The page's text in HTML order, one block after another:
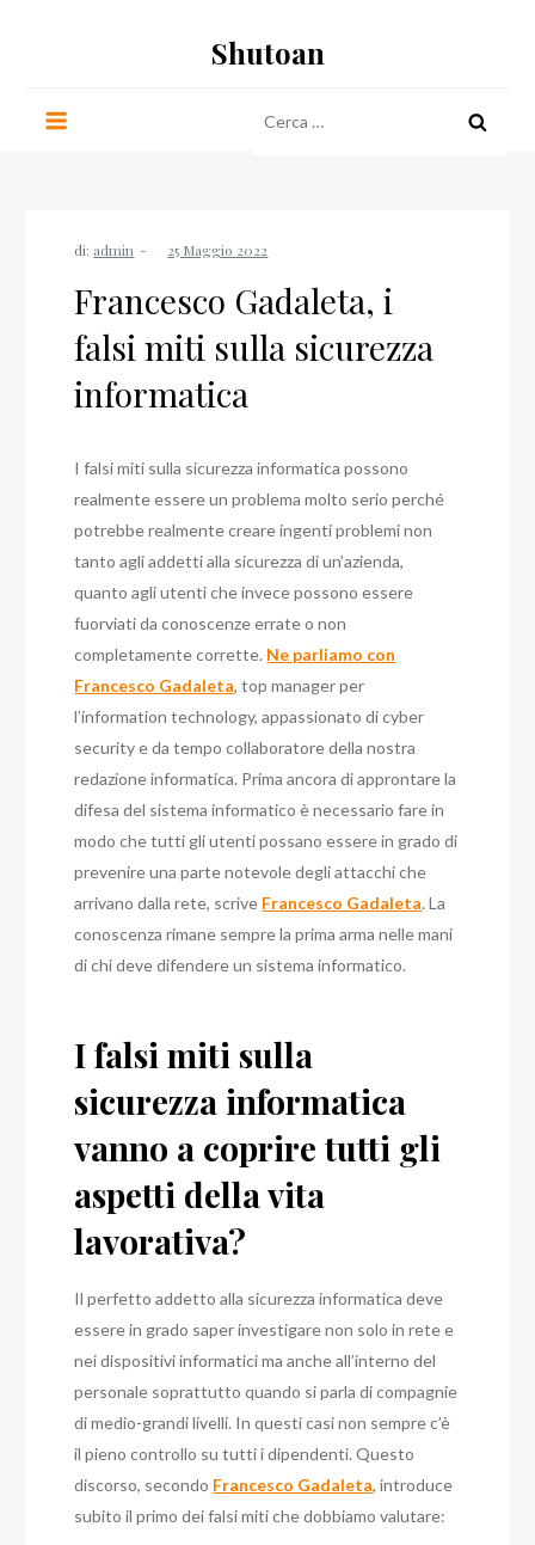
Shutoan
per:
di: admin
Francesco Gadaleta, i
falsi miti sulla sicurezza
informatica
I falsi miti sulla sicurezza informatica possono
realmente essere un problema molto serio perché
potrebbe realmente creare ingenti problemi non
tanto agli addetti alla sicurezza di un’azienda,
quanto agli utenti che invece possono essere
fuorviati da conoscenze errate o non
completamente corrette. Ne parliamo con
Francesco Gadaleta, top manager per
l’information technology, appassionato di cyber
security e da tempo collaboratore della nostra
redazione informatica. Prima ancora di approntare la
difesa del sistema informatico è necessario fare in
modo che tutti gli utenti possano essere in grado di
prevenire una parte notevole degli attacchi che
arrivano dalla rete, scrive Francesco Gadaleta. La
conoscenza rimane sempre la prima arma nelle mani
di chi deve difendere un sistema informatico.
I falsi miti sulla
sicurezza informatica
vanno a coprire tutti gli
aspetti della vita
lavorativa?
Il perfetto addetto alla sicurezza informatica deve
essere in grado saper investigare non solo in rete e
nei dispositivi informatici ma anche all’interno del
personale soprattutto quando si parla di compagnie
di medio-grandi livelli. In questi casi non sempre c’è
il pieno controllo su tutti i dipendenti. Questo
discorso, secondo Francesco Gadaleta, introduce
subito il primo dei falsi miti che dobbiamo valutare: